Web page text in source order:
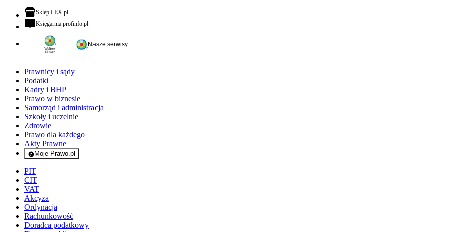
Sklep LEX.plotwiera się w nowej karcie
Księgarnia profinfo.plotwiera się w nowej karcie
Nasze serwisy
Prawnicy i sądy
Podatki
Kadry i BHP
Prawo w biznesie
Samorząd i administracja
Szkoły i uczelnie
Zdrowie
Prawo dla każdego
Akty Prawne
Moje Prawo.pl
- rejestracja i logowanie do serwisu
PIT
CIT
VAT
Akcyza
Ordynacja
Rachunkowość
Doradca podatkowy